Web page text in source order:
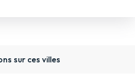
sur ces villes